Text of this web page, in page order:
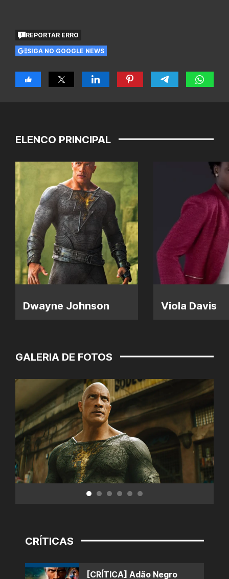
REPORTAR ERRO
SIGA NO GOOGLE NEWS
ELENCO PRINCIPAL
Dwayne Johnson Viola Davis
GALERIA DE FOTOS
CRÍTICAS
[CRÍTICA] Adão Negro